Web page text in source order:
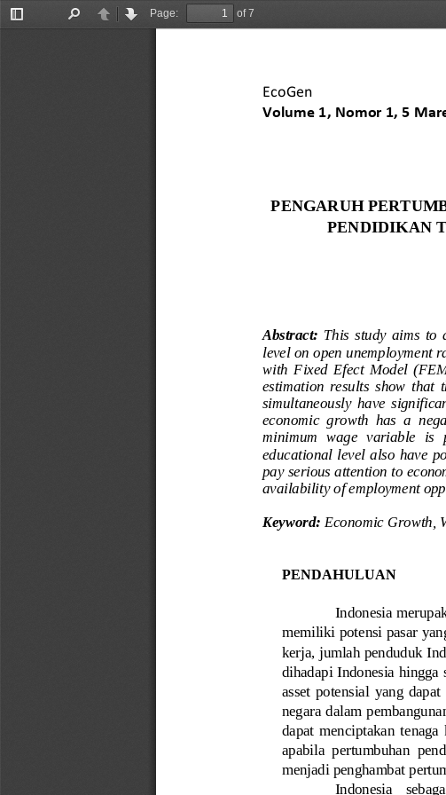
Toggle
PreviousNext
Page:
of 7
EcoGen
Volume 1, Nomor 1, 5
PENGARUH
PENDIDIKAN
Abstract: This  study  aims  to
level on open unemployment
with  Fixed  Efect  Model
estimation  results  show  that
simultaneously  have
economic  growth  has a
minimum  wage  variable  is
educational level also have
pay serious attention to
availability of employment
Keyword: Economic Growth,
PENDAHULUAN
Indonesia
memiliki potensi pasar
kerja, jumlah penduduk Ind
dihadapi Indonesia hingga
asset  potensial  yang
negara dalam
dapat  menciptakan
apabila  pertumbuhan
menjadi penghambat
Indonesia